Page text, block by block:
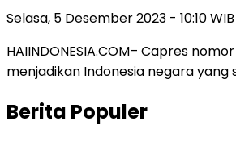
Selasa, 5 Desember 2023 - 10:10 WIB
HAIINDONESIA.COM– Capres
menjadikan Indonesia negara yang
Berita Populer